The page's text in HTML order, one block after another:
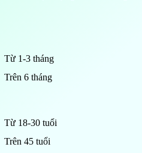
Từ 1-3 tháng
Trên 6 tháng
Từ 18-30 tuổi
Trên 45 tuổi